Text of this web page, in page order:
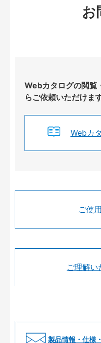
お
Webカタログの閲覧
らご依頼いただけます
Webカ
ご使
ご理解い
製品情報・仕様